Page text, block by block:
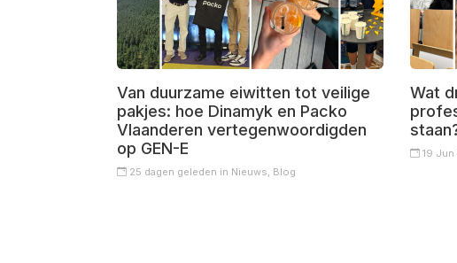
Van duurzame eiwitten tot veilige
pakjes: hoe Dinamyk en Packo
Vlaanderen vertegenwoordigden
op GEN-E
25 dagen geleden in Nieuws, Blog
Wat
19